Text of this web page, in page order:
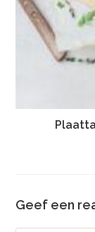
Geef een